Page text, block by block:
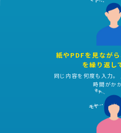
紙やPDFを見なが
を繰り返し
同じ内容を何度も入力
時間がか